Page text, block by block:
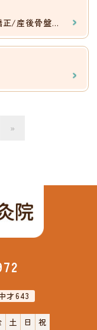
【毎月各2名限定】骨盤矯正/産後骨盤矯正モニター募集
»
才643
土 日 祝